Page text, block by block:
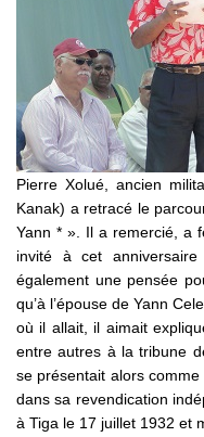
Pierre Xolué, ancien
Kanak) a retracé le
Yann * ». Il a remercié, a
invité à cet
également une pensée
qu’à l’épouse de Yann
où il allait, il aimait
entre autres à la tribune
se présentait alors
dans sa revendication
à Tiga le 17 juillet 1932 et